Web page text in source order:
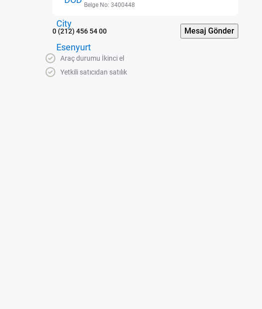
Belge No: 3400448
0 (212) 456 54 00 Mesaj Gönder
Araç durumu İkinci el
Yetkili satıcıdan satılık